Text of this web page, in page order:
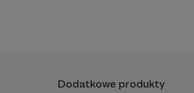
Dodatkowe produkty